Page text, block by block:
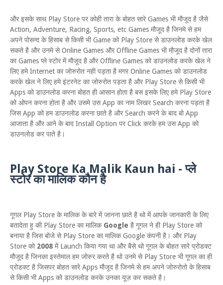
और इसके साथ Play Store पर कोही तारा के बोहत सारे Games भी मौजूद है जैसे
Action, Adventure, Racing, Sports, etc Games मौजूद है जिनमे से हम
अपने पोसन्द के हिसाब से किसी भी Game को Play Store से डाउनलोड करके खेल
सकते है और उनमे से Online Games और Offline Games भी मौजूद है दोनों तारा
का Games प्ले स्टोर में मौजूद है और Offline Games को डाउनलोड करके खेल ने
लिए हमे Internet का जोरुरोत नही पड़ता है मगर Online Games को डाउनलोड
करके खेल ने लिए हमे इंटरनेट का जोरुरोत पड़ता है और Play Store से किसी भी
Apps को डाउनलोड करना बोहत ही आसान होता है बस इसके लिए हमे Play Store
को ओपन करना होता है और उसमे उस App का नाम लिखर Search करना पड़ता है
जिस App को हम डाउनलोड करना छाते है और Search करने के बाद बो App
आजाता है और आने के बाद Install Option पर Click करके हम उस App को
डाउनलोड कर पाते है।
Play Store Ka Malik Kaun hai - प्ले
स्टोर का मालिक कौन है
गूगल Play Store के मालिक के बारे में जानना छाते है थो में आपके जानकारी के लिए
बतादेता हु की Play Store का मालिक Google है गूगल ने ही Play Store को
बनाया है जिस बोजे से Play Store का मालिक Google कंपनी है। और Play
Store को 2008 में Launch किया गया था और बैसे थो गूगल के बोहत सारे प्रोडक्ट
मौजूद है जिनका इस्तेमाल हम जोरुर करते है थो उनमे से Play Store भी गूगल का ही
प्रोडक्ट है जिसपर बोहत सारे Apps मौजूद है जिनमे से हम अपने जोरुरोतो के हिसाब
से किसी भी Apps को डाउनलोड करके उनका यूज़ कर सकते है।